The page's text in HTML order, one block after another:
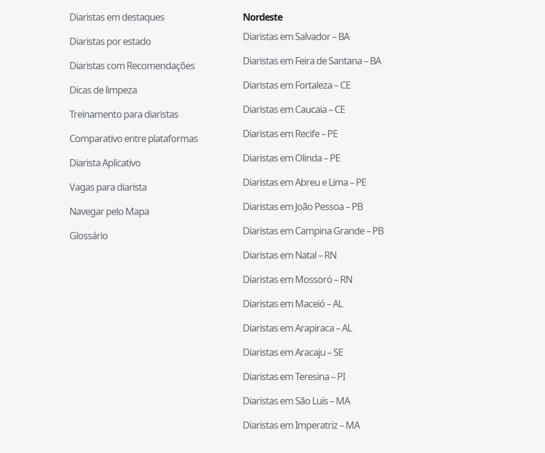
Diaristas em destaques
Diaristas por estado
Diaristas com Recomendações
Dicas de limpeza
Treinamento para diaristas
Comparativo entre plataformas
Diarista Aplicativo
Vagas para diarista
Navegar pelo Mapa
Glossário
Nordeste
Diaristas emSalvador–BA
Diaristas emFeira de Santana–BA
Diaristas emFortaleza–CE
Diaristas emCaucaia–CE
Diaristas emRecife–PE
Diaristas emOlinda–PE
Diaristas emAbreu e Lima–PE
Diaristas emJoão Pessoa–PB
Diaristas emCampina Grande–PB
Diaristas emNatal–RN
Diaristas emMossoró–RN
Diaristas emMaceió–AL
Diaristas emArapiraca–AL
Diaristas emAracaju–SE
Diaristas emTeresina–PI
Diaristas emSão Luís–MA
Diaristas emImperatriz–MA